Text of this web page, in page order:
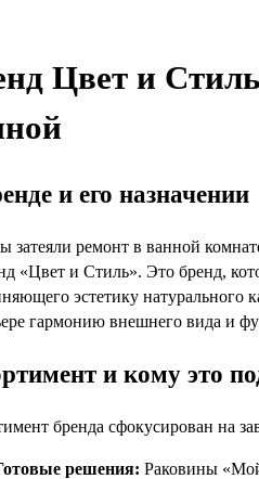
Цвет и
и его назначении
затеяли ремонт в ванной
«Цвет и Стиль». Это бренд,
эстетику натурального
гармонию внешнего вида и
и кому это
бренда сфокусирован на
решения: Раковины